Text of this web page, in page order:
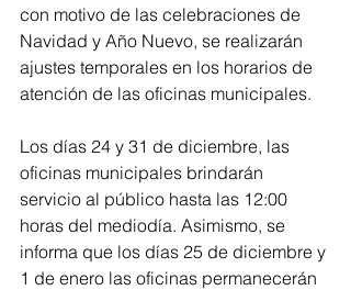
con motivo de las celebraciones de
Navidad y Año Nuevo, se realizarán
ajustes temporales en los horarios de
atención de las oficinas municipales.
Los días 24 y 31 de diciembre, las
oficinas municipales brindarán
servicio al público hasta las 12:00
horas del mediodía. Asimismo, se
informa que los días 25 de diciembre y
1 de enero las oficinas permanecerán